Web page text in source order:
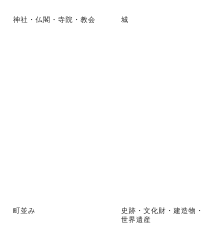
神社・仏閣・寺院・教会 城
町並み
史跡・文化財・建造物・
世界遺産